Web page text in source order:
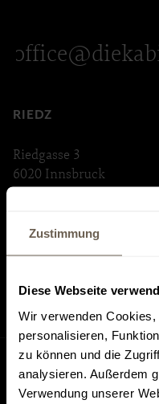
Zustimmung
Diese Webseite
Wir verwenden
personalisieren,
zu können und die
analysieren. Außerdem
Verwendung unserer
RIEDZ
Riedgasse 3
6020 Innsbruck
ABSTEIGE
6020 Innsbruck